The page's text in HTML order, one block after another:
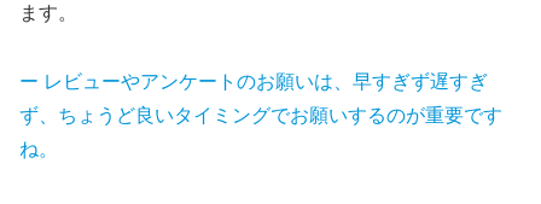
ます。
ー レビューやアンケートのお願いは、早すぎず遅すぎ
ず、ちょうど良いタイミングでお願いするのが重要です
ね。